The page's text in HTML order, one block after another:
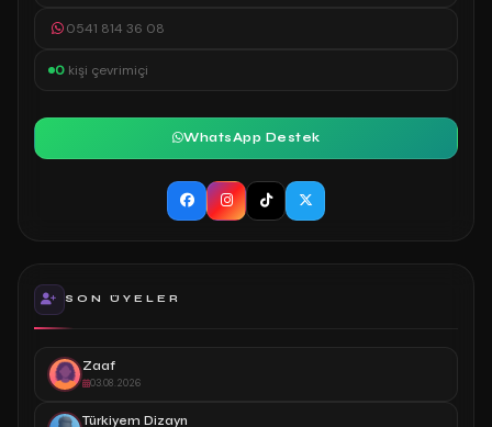
0541 814 36 08
0 kişi çevrimiçi
WhatsApp Destek
SON ÜYELER
Zaaf
03.08.2026
Türkiyem Dizayn